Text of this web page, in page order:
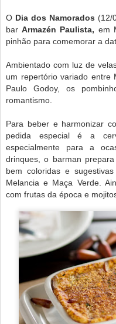
O Dia dos Namorados (12/
barArmazén Paulista, em
pinhão para comemorar a
Ambientado com luz de
um repertório variado entre
Paulo Godoy, os
romantismo.
Para beber e harmonizar
pedida especial é a
especialmente para a
drinques, o barman
bem coloridas e
Melancia e Maça Verde.
com frutas da época e